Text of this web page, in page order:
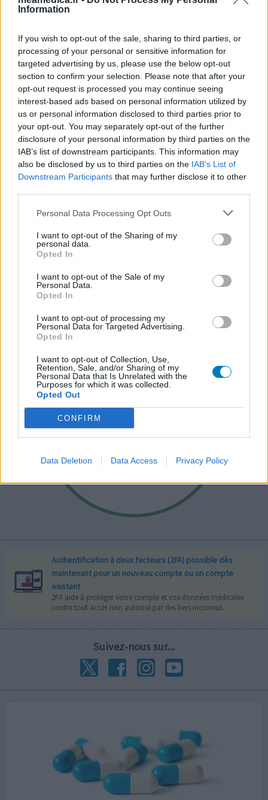
Information
If you wish to opt-out of the sale, sharing to third parties, or
processing of your personal or sensitive information for
targeted advertising by us, please use the below opt-out
section to confirm your selection. Please note that after your
opt-out request is processed you may continue seeing
interest-based ads based on personal information utilized by
us or personal information disclosed to third parties prior to
your opt-out. You may separately opt-out of the further
disclosure of your personal information by third parties on the
IAB’s list of downstream participants. This information may
also be disclosed by us to third parties on the IAB’s List of
Downstream Participants that may further disclose it to other
Personal Data Processing Opt Outs
I want to opt-out of the Sharing of my
personal data.
Opted In
I want to opt-out of the Sale of my
Personal Data.
Opted In
I want to opt-out of processing my
Personal Data for Targeted Advertising.
Opted In
I want to opt-out of Collection, Use,
Retention, Sale, and/or Sharing of my
Personal Data that Is Unrelated with the
Purposes for which it was collected.
Opted Out
CONFIRM
Data Deletion Data Access Privacy Policy
Authentification à deux facteurs (2FA) possible dès
maintenant pour un nouveau compte ou un compte
existant
2FA aide à protéger votre compte et vos données médicales
contre tout accès non autorisé par des tiers inconnus.
Suivez-nous sur...